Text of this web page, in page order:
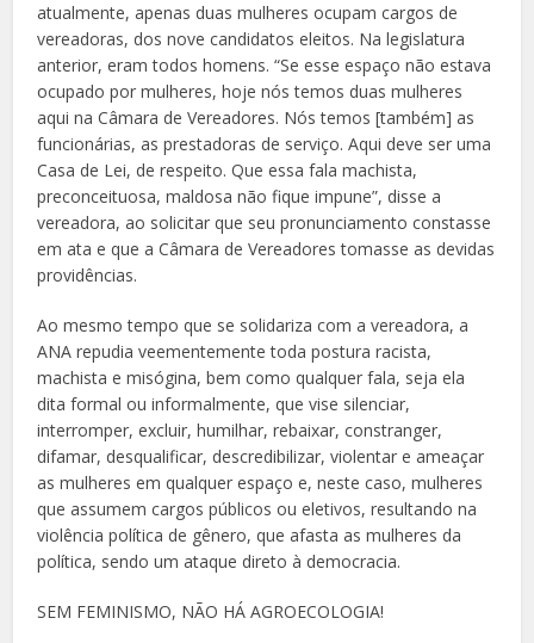
atualmente, apenas duas mulheres ocupam cargos de
vereadoras, dos nove candidatos eleitos. Na legislatura
anterior, eram todos homens. “Se esse espaço não estava
ocupado por mulheres, hoje nós temos duas mulheres
aqui na Câmara de Vereadores. Nós temos [também] as
funcionárias, as prestadoras de serviço. Aqui deve ser uma
Casa de Lei, de respeito. Que essa fala machista,
preconceituosa, maldosa não fique impune”, disse a
vereadora, ao solicitar que seu pronunciamento constasse
em ata e que a Câmara de Vereadores tomasse as devidas
providências.
Ao mesmo tempo que se solidariza com a vereadora, a
ANA repudia veementemente toda postura racista,
machista e misógina, bem como qualquer fala, seja ela
dita formal ou informalmente, que vise silenciar,
interromper, excluir, humilhar, rebaixar, constranger,
difamar, desqualificar, descredibilizar, violentar e ameaçar
as mulheres em qualquer espaço e, neste caso, mulheres
que assumem cargos públicos ou eletivos, resultando na
violência política de gênero, que afasta as mulheres da
política, sendo um ataque direto à democracia.
SEM FEMINISMO, NÃO HÁ AGROECOLOGIA!